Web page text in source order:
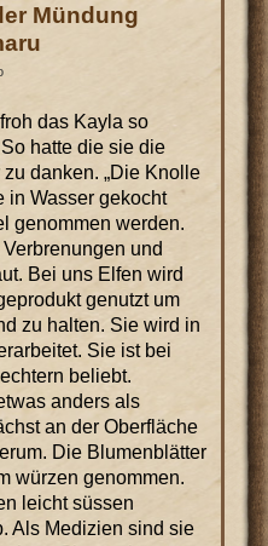
Mündung
das Kayla so
hatte die sie die
danken. „Die Knolle
in Wasser gekocht
genommen werden.
und
Bei uns Elfen wird
genutzt um
zu halten. Sie wird in
Sie ist bei
beliebt.
anders als
an der Oberfläche
Die Blumenblätter
würzen genommen.
leicht süssen
Als Medizien sind sie